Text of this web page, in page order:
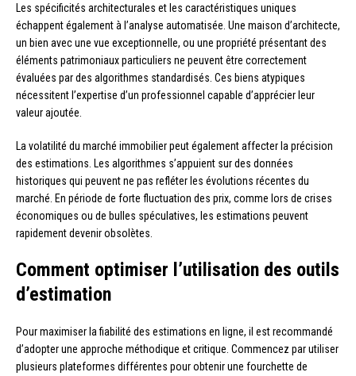
Les spécificités architecturales et les caractéristiques uniques
échappent également à l’analyse automatisée. Une maison d’architecte,
un bien avec une vue exceptionnelle, ou une propriété présentant des
éléments patrimoniaux particuliers ne peuvent être correctement
évaluées par des algorithmes standardisés. Ces biens atypiques
nécessitent l’expertise d’un professionnel capable d’apprécier leur
valeur ajoutée.
La volatilité du marché immobilier peut également affecter la précision
des estimations. Les algorithmes s’appuient sur des données
historiques qui peuvent ne pas refléter les évolutions récentes du
marché. En période de forte fluctuation des prix, comme lors de crises
économiques ou de bulles spéculatives, les estimations peuvent
rapidement devenir obsolètes.
Comment optimiser l’utilisation des outils
d’estimation
Pour maximiser la fiabilité des estimations en ligne, il est recommandé
d’adopter une approche méthodique et critique. Commencez par utiliser
plusieurs plateformes différentes pour obtenir une fourchette de